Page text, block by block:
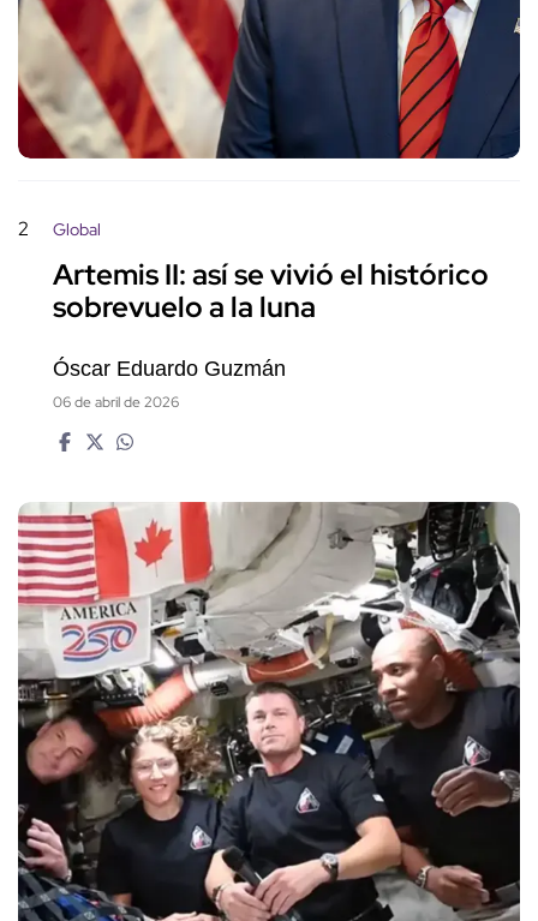
2 Global
Artemis II: así se vivió el histórico
sobrevuelo a la luna
Óscar Eduardo Guzmán
06 de abril de 2026